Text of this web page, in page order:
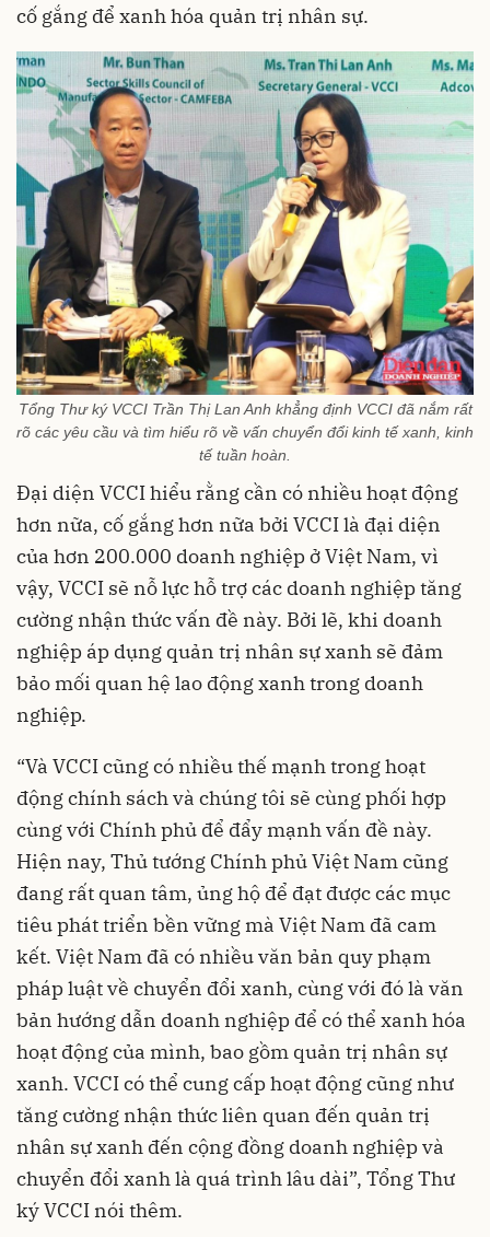
cố gắng để xanh hóa quản trị nhân sự.
Tổng Thư ký VCCI Trần Thị Lan Anh khẳng định VCCI đã nắm rất
rõ các yêu cầu và tìm hiểu rõ về vấn chuyển đổi kinh tế xanh, kinh
tế tuần hoàn.
Đại diện VCCI hiểu rằng cần có nhiều hoạt động
hơn nữa, cố gắng hơn nữa bởi VCCI là đại diện
của hơn 200.000 doanh nghiệp ở Việt Nam, vì
vậy, VCCI sẽ nỗ lực hỗ trợ các doanh nghiệp tăng
cường nhận thức vấn đề này. Bởi lẽ, khi doanh
nghiệp áp dụng quản trị nhân sự xanh sẽ đảm
bảo mối quan hệ lao động xanh trong doanh
nghiệp.
“Và VCCI cũng có nhiều thế mạnh trong hoạt
động chính sách và chúng tôi sẽ cùng phối hợp
cùng với Chính phủ để đẩy mạnh vấn đề này.
Hiện nay, Thủ tướng Chính phủ Việt Nam cũng
đang rất quan tâm, ủng hộ để đạt được các mục
tiêu phát triển bền vững mà Việt Nam đã cam
kết. Việt Nam đã có nhiều văn bản quy phạm
pháp luật về chuyển đổi xanh, cùng với đó là văn
bản hướng dẫn doanh nghiệp để có thể xanh hóa
hoạt động của mình, bao gồm quản trị nhân sự
xanh. VCCI có thể cung cấp hoạt động cũng như
tăng cường nhận thức liên quan đến quản trị
nhân sự xanh đến cộng đồng doanh nghiệp và
chuyển đổi xanh là quá trình lâu dài”, Tổng Thư
ký VCCI nói thêm.